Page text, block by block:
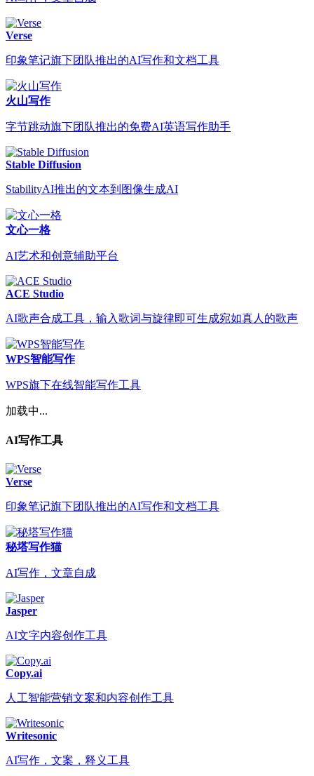
Verse
印象笔记旗下团队推出的AI写作和文档工具
火山写作
字节跳动旗下团队推出的免费AI英语写作助手
Stable Diffusion
StabilityAI推出的文本到图像生成AI
文心一格
AI艺术和创意辅助平台
ACE Studio
AI歌声合成工具，输入歌词与旋律即可生成宛如真人的歌声
WPS智能写作
WPS旗下在线智能写作工具
加载中...
AI写作工具
Verse
印象笔记旗下团队推出的AI写作和文档工具
秘塔写作猫
AI写作，文章自成
Jasper
AI文字内容创作工具
Copy.ai
人工智能营销文案和内容创作工具
Writesonic
AI写作，文案，释义工具